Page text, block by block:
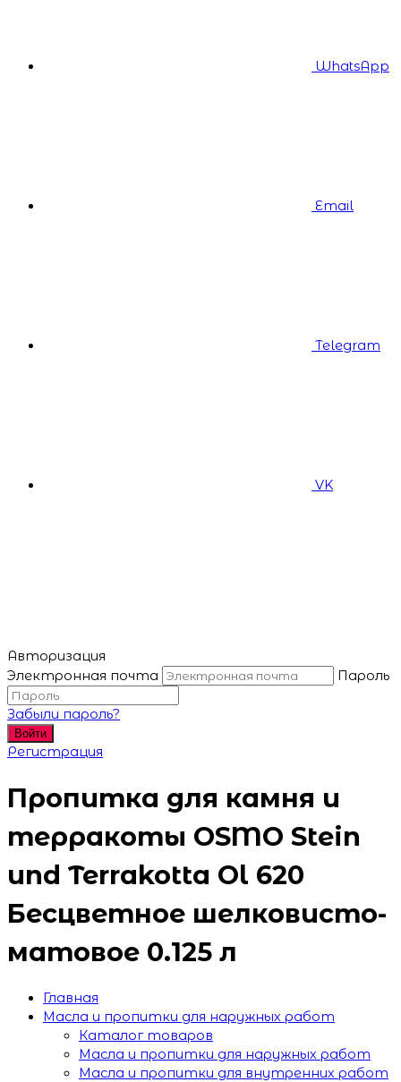
WhatsApp
Email
Telegram
VK
Авторизация
Электронная почта
Пароль
Забыли пароль?
Войти
Регистрация
Пропитка для камня и
терракоты OSMO Stein
und Terrakotta Ol 620
Бесцветное шелковисто-
матовое 0.125 л
Главная
Масла и пропитки для наружных работ
Каталог товаров
Масла и пропитки для наружных работ
Масла и пропитки для внутренних работ